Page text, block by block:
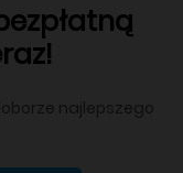
najlepszego